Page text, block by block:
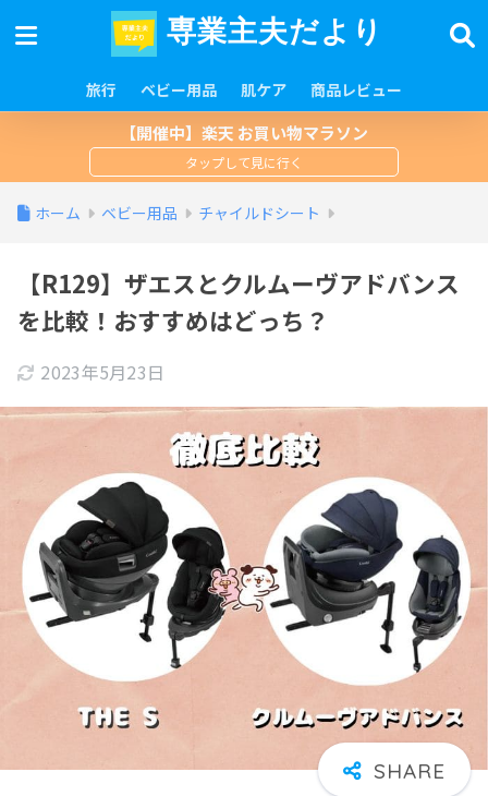
専業主夫だより
旅行 ベビー用品 肌ケア 商品レビュー
【開催中】楽天 お買い物マラソン
ホーム ベビー用品 チャイルドシート
【R129】ザエスとクルムーヴアドバンス
を比較！おすすめはどっち？
2023年5月23日